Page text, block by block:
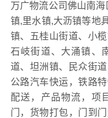
万广物流公司佛山南
镇,里水镇,大沥镇等地
镇、五桂山街道、小
石岐街道、大涌镇、
道、坦洲镇、民众街
公路汽车快运，铁路
配送，产品物流，项
门，货物打包，门到